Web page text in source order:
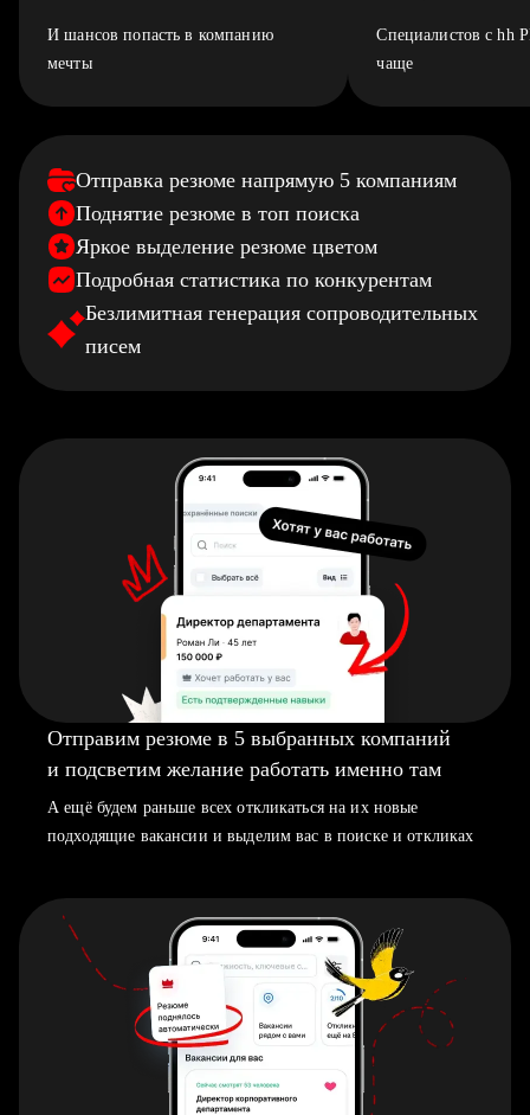
И шансов попасть в компанию
мечты
Специалистов с hh
чаще
Отправка резюме напрямую 5 компаниям
Поднятие резюме в топ поиска
Яркое выделение резюме цветом
Подробная статистика по конкурентам
Безлимитная генерация сопроводительных
писем
Отправим резюме в 5 выбранных компаний
и подсветим желание работать именно там
А ещё будем раньше всех откликаться на их новые
подходящие вакансии и выделим вас в поиске и откликах